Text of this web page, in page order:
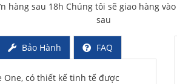
hàng sau 18h Chúng tôi sẽ giao hàng
sau
Bảo Hành FAQ
có thiết kế tinh tế được